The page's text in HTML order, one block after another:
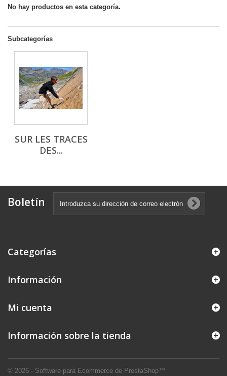
No hay productos en esta categoría.
Subcategorías
SUR LES TRACES
DES...
Boletín
Categorías
Información
© 2026 - Software para Ecommerce de PrestaShop™
Mi cuenta
Información sobre la tienda